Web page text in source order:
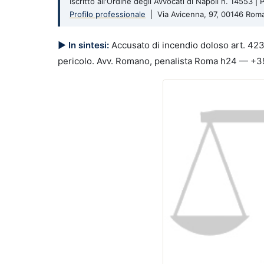
Profilo professionale | Via Avicenna, 97, 00146
▶ In sintesi: Accusato di incendio doloso art.
pericolo. Avv. Romano, penalista Roma h24 —